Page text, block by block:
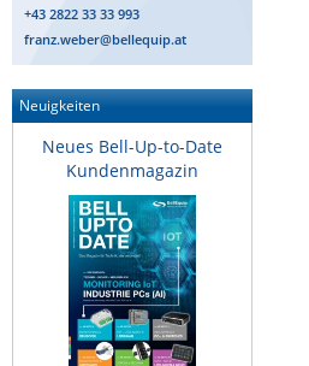
+43 2822 33 33 993
franz.weber@bellequip.at
Neuigkeiten
Neues Bell-Up-to-Date
Kundenmagazin